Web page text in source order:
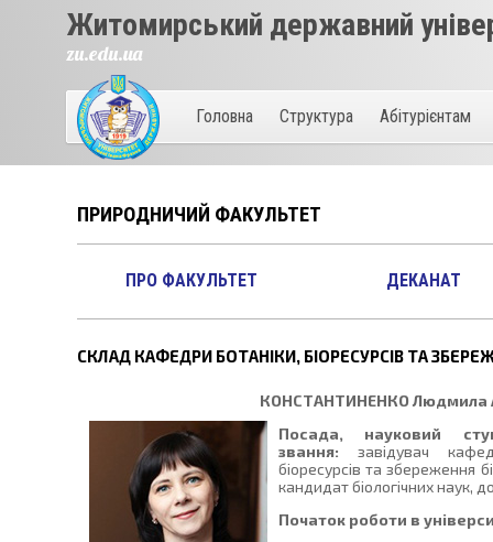
Житомирський державний
zu.edu.ua
Головна Структура Абітурієнтам
ПРИРОДНИЧИЙ ФАКУЛЬТЕТ
ПРО ФАКУЛЬТЕТ ДЕКАНАТ
СКЛАД КАФЕДРИ БОТАНІКИ, БІОРЕСУРСІВ ТА
КОНСТАНТИНЕНКО Людмила
Посада, науковий
звання: завідувач
біоресурсів та збереження
кандидат біологічних наук,
Початок роботи в